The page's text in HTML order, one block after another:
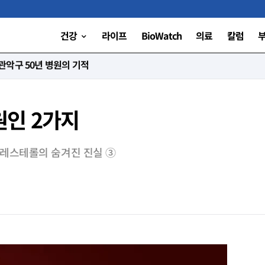
건강 라이프 BioWatch 의료 칼럼
”
인 2가지
스테롤의 숨겨진 진실 ③